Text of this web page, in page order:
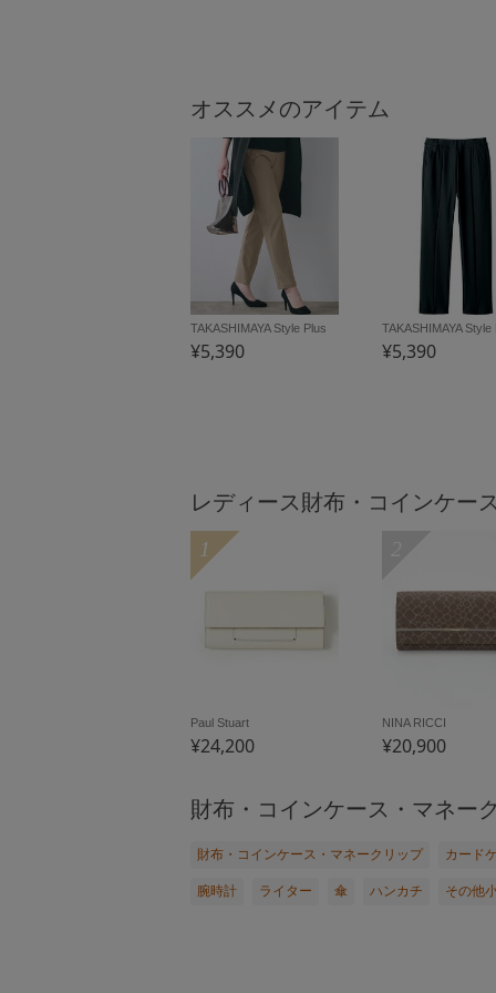
オススメのアイテム
TAKASHIMAYA Style Plus
¥5,390
TAKASHIMAYA Style
¥5,390
レディース財布・コインケー
1
Paul Stuart
¥24,200
NINA RICCI
¥20,900
財布・コインケース・マネー
財布・コインケース・マネークリップ カード
腕時計 ライター 傘 ハンカチ その他